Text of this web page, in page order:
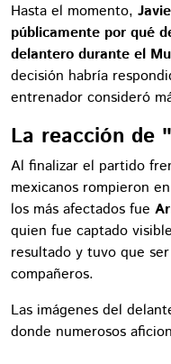
Hasta el momento,
públicamente por qué
delantero durante el
decisión habría
entrenador consideró
La reacción de
Al finalizar el partido
mexicanos rompieron
los más afectados fue
quien fue captado
resultado y tuvo que
compañeros.
Las imágenes del
donde numerosos